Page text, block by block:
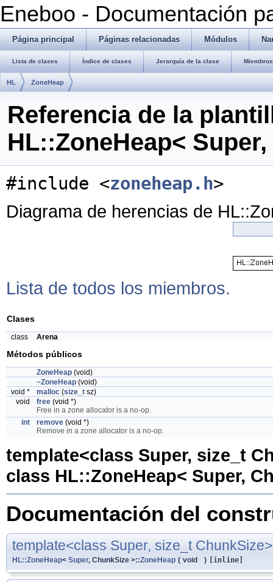
Eneboo - Documentación
Página principal Páginas relacionadas Módulos
Lista de clases Índice de clases Jerarquía de la clase
HL ZoneHeap
Referencia de la
HL::ZoneHeap<
#include <zoneheap.h>
Diagrama de herencias de
Lista de todos los miembros.
Clases
class Arena
Métodos públicos
ZoneHeap (void)
~ZoneHeap (void)
void *
malloc (size_t sz)
void
free (void *)
Free in a zone allocator is a no-op.
int
remove (void *)
Remove in a zone allocator is a no-op.
template<class Super, size_t
class HL::ZoneHeap< Super,
Documentación del
template<class Super, size_t ChunkSize>
HL::ZoneHeap< Super, ChunkSize >::ZoneHeap ( void ) [inline]